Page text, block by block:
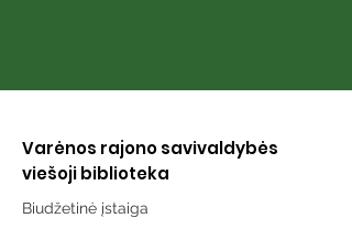
Varėnos rajono savivaldybės
viešoji biblioteka
Biudžetinė įstaiga